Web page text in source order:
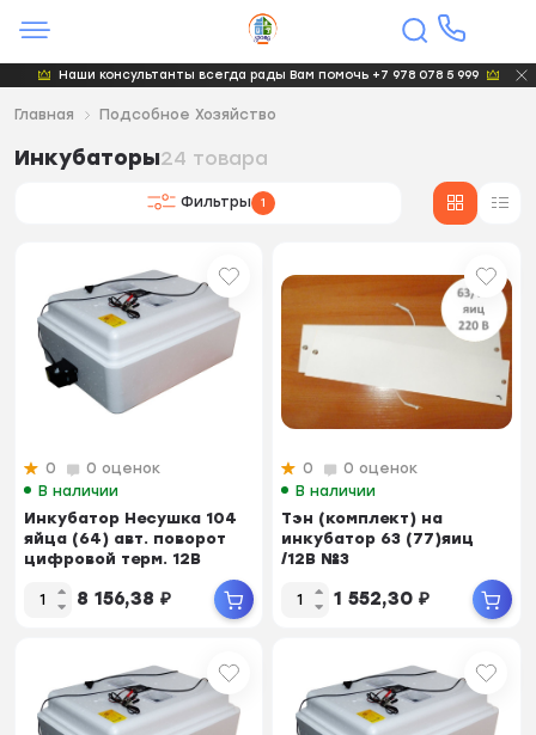
Наши консультанты всегда рады Вам помочь +7 978 078 5 999
Главная Подсобное Хозяйство
Инкубаторы24 товара
Фильтры 1
0
0 оценок
В наличии
Инкубатор Несушка 104
яйца (64) авт. поворот
цифровой терм. 12В
8 156,38 ₽
0
0 оценок
В наличии
Тэн (комплект) на
инкубатор 63 (77)яиц
/12В №3
1 552,30 ₽